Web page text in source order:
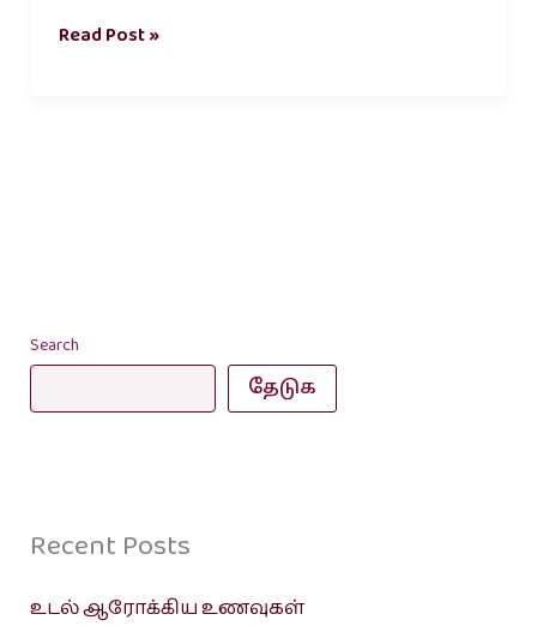
Read Post »
Search
தேடுக
Recent Posts
உடல் ஆரோக்கிய உணவுகள்